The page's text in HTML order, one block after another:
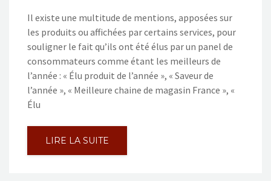
Il existe une multitude de mentions, apposées sur
les produits ou affichées par certains services, pour
souligner le fait qu’ils ont été élus par un panel de
consommateurs comme étant les meilleurs de
l’année : « Élu produit de l’année », « Saveur de
l’année », « Meilleure chaine de magasin France », «
Élu
LIRE LA SUITE